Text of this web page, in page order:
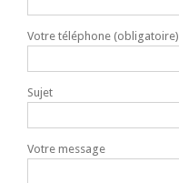
Votre téléphone (obligatoire)
Sujet
Votre message